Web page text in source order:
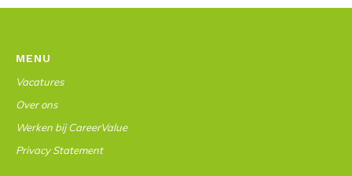
MENU
Vacatures
Over ons
Werken bij CareerValue
Privacy Statement